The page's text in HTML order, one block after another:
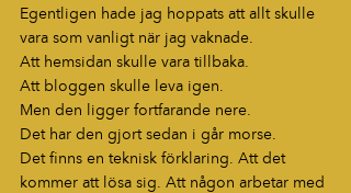
Egentligen hade jag hoppats att allt skulle
vara som vanligt när jag vaknade.
Att hemsidan skulle vara tillbaka.
Att bloggen skulle leva igen.
Men den ligger fortfarande nere.
Det har den gjort sedan i går morse.
Det finns en teknisk förklaring. Att det
kommer att lösa sig. Att någon arbetar med